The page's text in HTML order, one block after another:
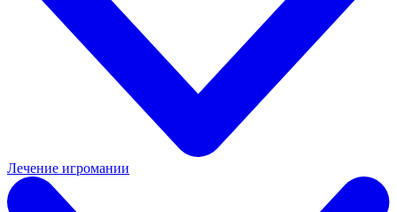
Лечение игромании